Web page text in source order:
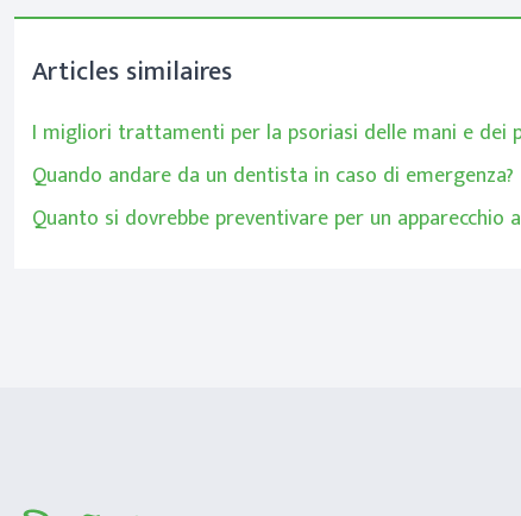
Articles similaires
I migliori trattamenti per la psoriasi delle mani e dei
Quando andare da un dentista in caso di emergenza?
Quanto si dovrebbe preventivare per un apparecchio